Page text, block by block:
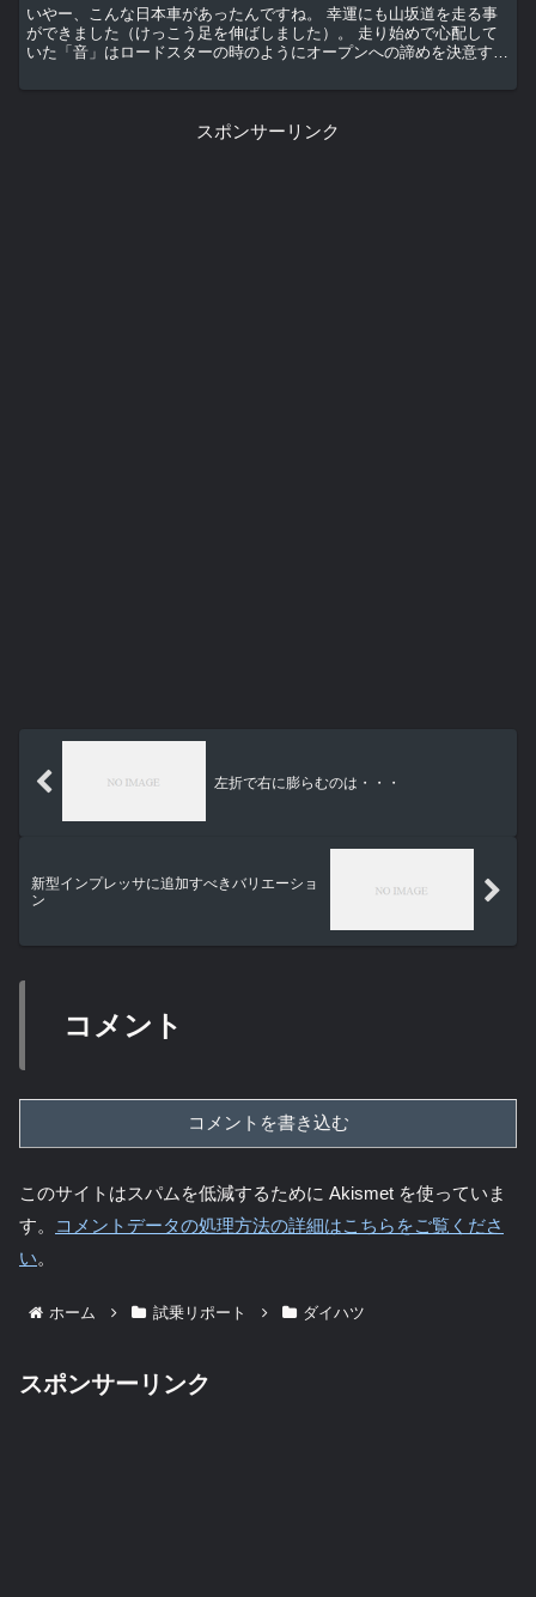
いやー、こんな日本車があったんですね。 幸運にも山坂道を走る事
ができました（けっこう足を伸ばしました）。 走り始めで心配して
いた「音」はロードスターの時のようにオープンへの諦めを決意する
スポンサーリンク
左折で右に膨らむのは・・・
新型インプレッサに追加すべきバリエーショ
ン
コメント
コメントを書き込む
このサイトはスパムを低減するために Akismet を使っていま
す。
コメントデータの処理方法の詳細はこちらをご覧くださ
い。
ホーム 試乗リポート ダイハツ
スポンサーリンク